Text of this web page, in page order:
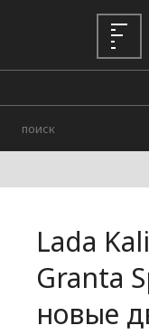
Lada
Granta
новые